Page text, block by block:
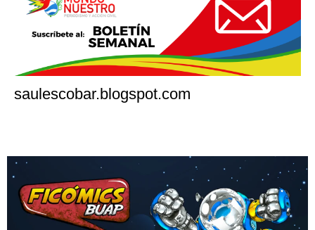
saulescobar.blogspot.com